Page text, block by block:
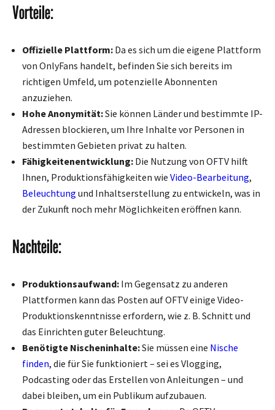
Vorteile:
Offizielle Plattform: Da es sich um die eigene Plattform
von OnlyFans handelt, befinden Sie sich bereits im
richtigen Umfeld, um potenzielle Abonnenten
anzuziehen.
Hohe Anonymität:Sie können Länder und bestimmte IP-
Adressen blockieren, um Ihre Inhalte vor Personen in
bestimmten Gebieten privat zu halten.
Fähigkeitenentwicklung: Die Nutzung von OFTV hilft
Ihnen, Produktionsfähigkeiten wie Video-Bearbeitung,
Beleuchtung und Inhaltserstellung zu entwickeln, was in
der Zukunft noch mehr Möglichkeiten eröffnen kann.
Nachteile:
Produktionsaufwand: Im Gegensatz zu anderen
Plattformen kann das Posten auf OFTV einige Video-
Produktionskenntnisse erfordern, wie z. B. Schnitt und
das Einrichten guter Beleuchtung.
Benötigte Nischeninhalte:Sie müssen eine Nische
finden, die für Sie funktioniert – sei es Vlogging,
Podcasting oder das Erstellen von Anleitungen – und
dabei bleiben, um ein Publikum aufzubauen.